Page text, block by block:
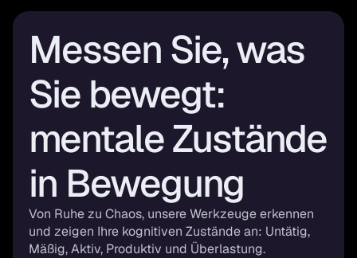
Messen Sie, was
Sie bewegt:
mentale Zustände
in Bewegung
Von Ruhe zu Chaos, unsere Werkzeuge erkennen
und zeigen Ihre kognitiven Zustände an: Untätig,
Mäßig, Aktiv, Produktiv und Überlastung.